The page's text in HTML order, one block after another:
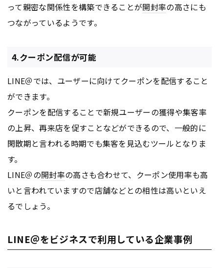
って親密な関係性を構築できることが開封率の高さにも
つながっているようです。
4.クーポン配信が可能
LINE＠では、ユーザーに向けてクーポンを配信すること
ができます。
クーポンを配信することで新規ユーザーの獲得や集客率
の上昇、再来店を促すことなどができるので、一般的に
閑散期と言われる時期でも集客を見込むツールとなりま
す。
LINE＠の開封率の高さも合わせて、クーポン使用率も高
いと言われていますので店舗などとの相性は高いといえ
るでしょう。
LINE＠をビジネスで利用している企業事例